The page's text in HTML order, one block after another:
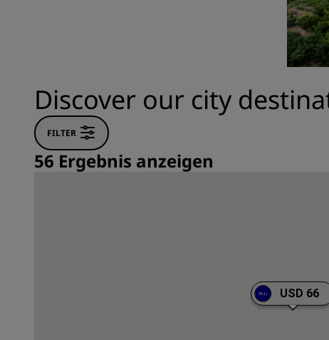
Discover our city
FILTER
56 Ergebnis anzeigen
USD 66